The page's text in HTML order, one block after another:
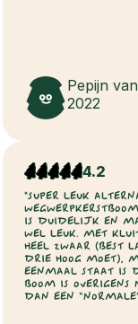
Pepijn
2022
4.2
"SUPER LEUK
IS DUIDELIJK EN
WEL LEUK. MET
HEEL ZWAAR (BEST
DRIE HOOG MOET),
EENMAAL STAAT IS
BOOM IS
DAN EEN